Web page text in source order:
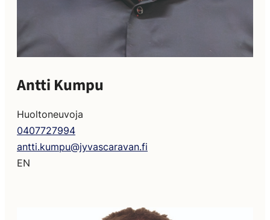
Antti Kumpu
Huoltoneuvoja
0407727994
antti.kumpu@jyvascaravan.fi
EN